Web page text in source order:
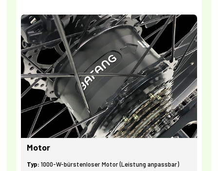
Motor
Typ:1000-W-bürstenloser Motor (Leistung anpassbar)